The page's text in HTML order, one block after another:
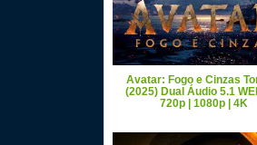
Avatar: Fogo e Cinzas
(2025) Dual Áudio 5.1
720p | 1080p | 4K